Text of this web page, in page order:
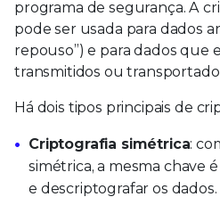
programa de segurança. A
pode ser usada para dados
repouso”) e para dados que
transmitidos ou
Há dois tipos principais de
Criptografia simétrica:
simétrica, a mesma chave
e descriptografar os